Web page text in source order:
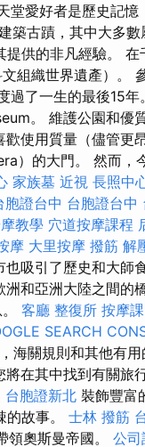
堂愛好者是歷史記憶
築古蹟，其中大多數
提供的非凡經驗。 在
組織世界遺產）。
了一生的最後15年。
。 維護公園和優
使用質量（儘管更
）的大門。 然而，
家族墓 近視 長照中
胞證台中 台胞證台中
教學 穴道按摩課程
摩 大里按摩 撥筋 解
吸引了歷史和大師
和亞洲大陸之間的橋
客廳 整復所 按摩課
SEARCH
海關規則和其他有用
在其中找到有關旅
台胞證新北 裝飾豐富
故事。 士林 撥筋
領奧斯曼帝國。 公司